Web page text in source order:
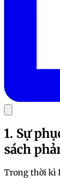
1. Sự
sách
Trong thời kì